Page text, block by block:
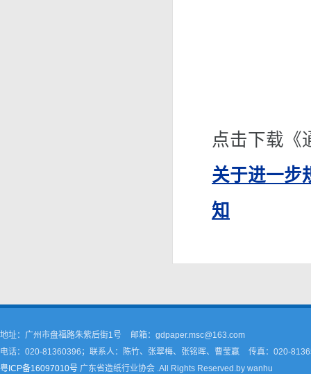
点击下载《
关于进一步
知
地址：广州市盘福路朱紫后街1号
邮箱：gdpaper.msc@163.com
电话：020-81360396；联系人：陈竹、张翠梅、张铭晖、曹莹嬴
传真：020-
粤ICP备16097010号 广东省造纸行业协会 .All Rights Reserved.by wanhu